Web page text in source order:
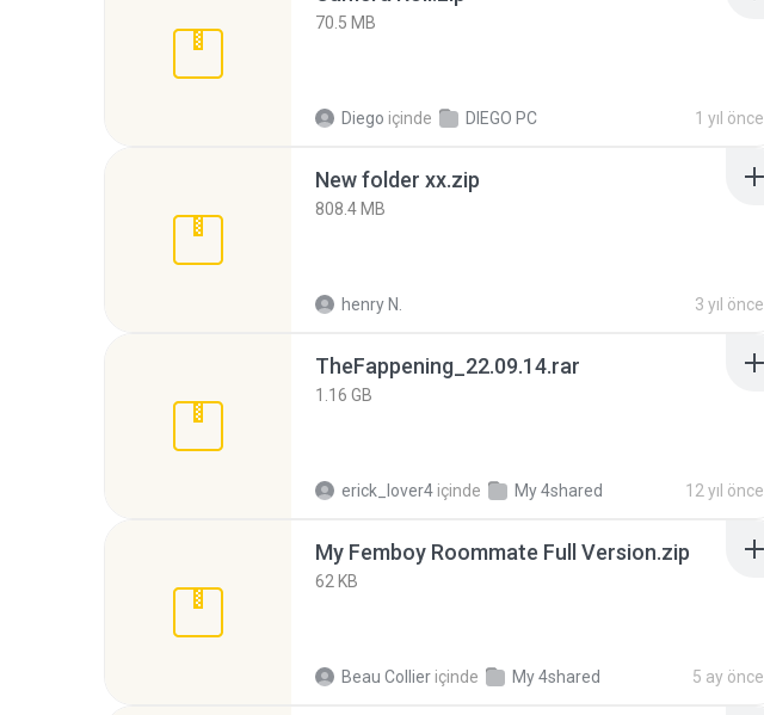
70.5 MB
Diego içinde DIEGO PC 1 yıl önce
New folder xx.zip
808.4 MB
henry N. 3 yıl önce
TheFappening_22.09.14.rar
1.16 GB
erick_lover4 içinde My 4shared 12 yıl önce
My Femboy Roommate Full Version.zip
62 KB
Beau Collier içinde My 4shared 5 ay önce